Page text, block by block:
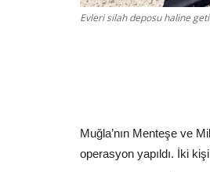
Evleri silah deposu haline
Muğla’nın Menteşe ve
operasyon yapıldı. İki kişi